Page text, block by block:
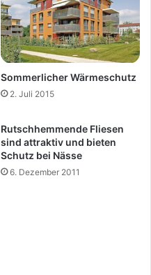
Sommerlicher Wärmeschutz
2. Juli 2015
Rutschhemmende Fliesen
sind attraktiv und bieten
Schutz bei Nässe
6. Dezember 2011